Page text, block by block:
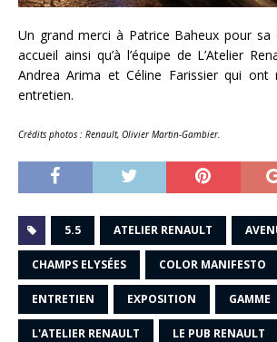
Un grand merci à Patrice Baheux pour sa
accueil ainsi qu’à l’équipe de L’Atelier
Andrea Arima et Céline Farissier qui ont
entretien.
Crédits photos : Renault, Olivier Martin-Gambier.
5.5 ATELIER RENAULT
CHAMPS ELYSÉES COLOR MANIFESTO
ENTRETIEN EXPOSITION GAMME
L'ATELIER RENAULT LE PUB RENAULT